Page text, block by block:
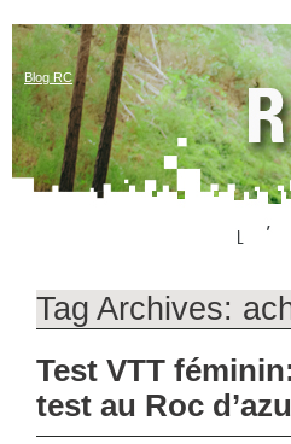
Blog RC
Tag Archives:
Test VTT
test au Roc